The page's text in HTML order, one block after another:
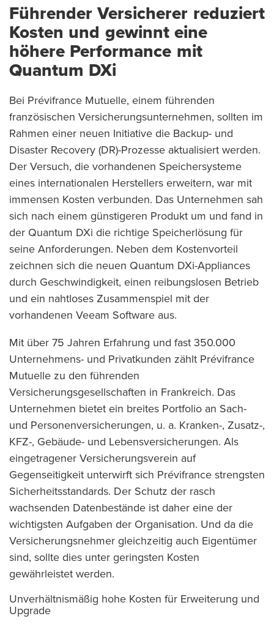
Führender Versicherer reduziert
Kosten und gewinnt eine
höhere Performance mit
Quantum DXi
Bei Prévifrance Mutuelle, einem führenden
französischen Versicherungsunternehmen, sollten im
Rahmen einer neuen Initiative die Backup- und
Disaster Recovery (DR)-Prozesse aktualisiert werden.
Der Versuch, die vorhandenen Speichersysteme
eines internationalen Herstellers erweitern, war mit
immensen Kosten verbunden. Das Unternehmen sah
sich nach einem günstigeren Produkt um und fand in
der Quantum DXi die richtige Speicherlösung für
seine Anforderungen. Neben dem Kostenvorteil
zeichnen sich die neuen Quantum DXi-Appliances
durch Geschwindigkeit, einen reibungslosen Betrieb
und ein nahtloses Zusammenspiel mit der
vorhandenen Veeam Software aus.
Mit über 75 Jahren Erfahrung und fast 350.000
Unternehmens- und Privatkunden zählt Prévifrance
Mutuelle zu den führenden
Versicherungsgesellschaften in Frankreich. Das
Unternehmen bietet ein breites Portfolio an Sach-
und Personenversicherungen, u. a. Kranken-, Zusatz-,
KFZ-, Gebäude- und Lebensversicherungen. Als
eingetragener Versicherungsverein auf
Gegenseitigkeit unterwirft sich Prévifrance strengsten
Sicherheitsstandards. Der Schutz der rasch
wachsenden Datenbestände ist daher eine der
wichtigsten Aufgaben der Organisation. Und da die
Versicherungsnehmer gleichzeitig auch Eigentümer
sind, sollte dies unter geringsten Kosten
gewährleistet werden.
Unverhältnismäßig hohe Kosten für Erweiterung und
Upgrade